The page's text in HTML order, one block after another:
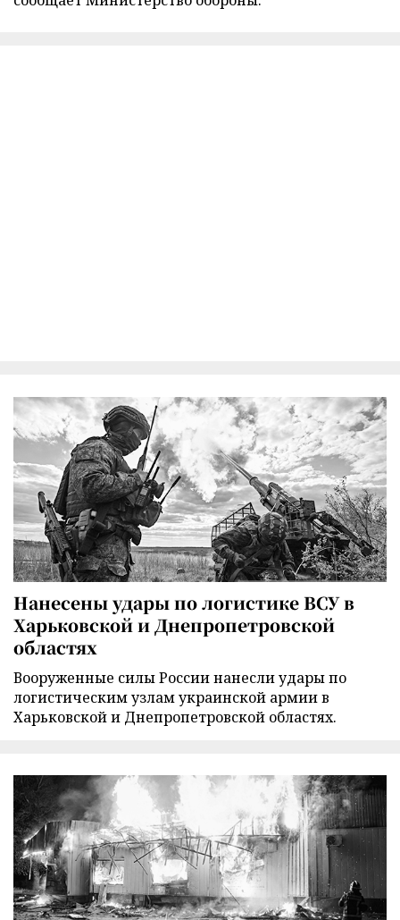
Нанесены удары по логистике ВСУ в
Харьковской и Днепропетровской
областях
Вооруженные силы России нанесли удары по
логистическим узлам украинской армии в
Харьковской и Днепропетровской областях.